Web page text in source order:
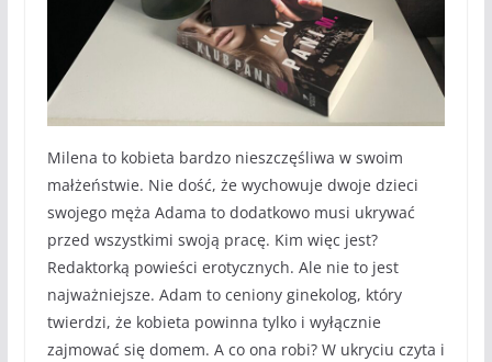
Milena to kobieta bardzo nieszczęśliwa w swoim
małżeństwie. Nie dość, że wychowuje dwoje dzieci
swojego męża Adama to dodatkowo musi ukrywać
przed wszystkimi swoją pracę. Kim więc jest?
Redaktorką powieści erotycznych. Ale nie to jest
najważniejsze. Adam to ceniony ginekolog, który
twierdzi, że kobieta powinna tylko i wyłącznie
zajmować się domem. A co ona robi? W ukryciu czyta i